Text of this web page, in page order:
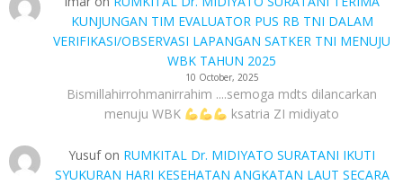
KUNJUNGAN TIM EVALUATOR PUS RB TNI DALAM
VERIFIKASI/OBSERVASI LAPANGAN SATKER TNI MENUJU
WBK TAHUN 2025
10 October, 2025
Bismillahirrohmanirrahim ....semoga mdts dilancarkan
menuju WBK
ksatria ZI midiyato
Yusufon RUMKITAL Dr. MIDIYATO SURATANI IKUTI
SYUKURAN HARI KESEHATAN ANGKATAN LAUT SECARA